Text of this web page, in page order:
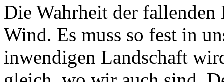
Die Wahrheit der
Wind. Es muss so fest in
inwendigen Landschaft